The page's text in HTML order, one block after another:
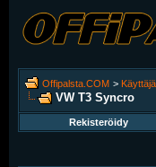
Offipalsta.COM >
VW T3 Syncro
Rekisteröidy